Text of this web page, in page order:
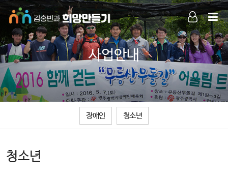
LOG IN
SIGN UP
사업안내
장애인 청소년
청소년